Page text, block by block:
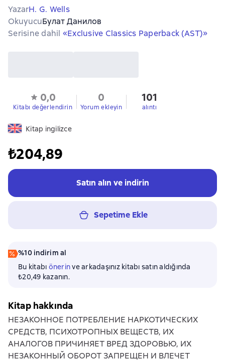
YazarH. G. Wells
OkuyucuБулат Данилов
Serisine dahil «Exclusive Classics Paperback (AST)»
0,0
Kitabı değerlendirin
0
Yorum ekleyin
101
alıntı
Kitap ingilizce
₺204,89
Satın alın ve indirin
Sepetime Ekle
%10 indirim al
Bu kitabı önerinve arkadaşınız kitabı satın aldığında
₺20,49 kazanın.
Kitap hakkında
НЕЗАКОННОЕ ПОТРЕБЛЕНИЕ НАРКОТИЧЕСКИХ
СРЕДСТВ, ПСИХОТРОПНЫХ ВЕЩЕСТВ, ИХ
АНАЛОГОВ ПРИЧИНЯЕТ ВРЕД ЗДОРОВЬЮ, ИХ
НЕЗАКОННЫЙ ОБОРОТ ЗАПРЕЩЕН И ВЛЕЧЕТ